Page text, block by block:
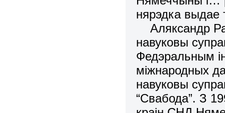
нярэдка выдае
Аляксандр
навуковы
Федэральным
міжнародных
навуковы
“Свабода”. З